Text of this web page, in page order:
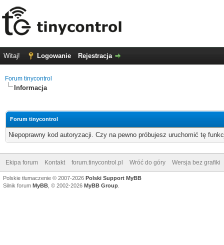
Witaj! Logowanie Rejestracja
Forum tinycontrol
Informacja
Forum tinycontrol
Niepoprawny kod autoryzacji. Czy na pewno próbujesz uruchomić tę
Ekipa forum Kontakt forum.tinycontrol.pl Wróć do góry Wersja bez grafiki
Polskie tłumaczenie © 2007-2026 Polski Support MyBB
Silnik forum MyBB , © 2002-2026 MyBB Group